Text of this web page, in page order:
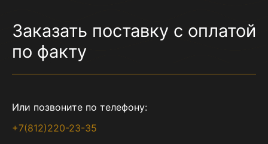
Заказать поставку с оплатой
по факту
Или позвоните по телефону:
+7(812)220-23-35